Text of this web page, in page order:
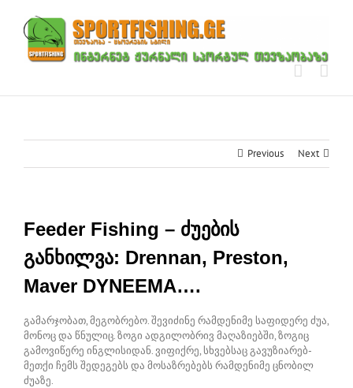
content
Previous Next
Feeder Fishing – ძუების
განხილვა: Drennan, Preston,
Maver DYNEEMA….
გამარჯობათ, მეგობრებო. შევიძინე რამდენიმე საფიდერე ძუა,
მონოც და წნულიც. ზოგი ადგილობრივ მაღაზიებში, ზოგიც
გამოვიწერე ინგლისიდან. ვიფიქრე, სხვებსაც გავუზიარებ-
მეთქი ჩემს შედეგებს და მოსაზრებებს რამდენიმე ცნობილ
ძუაზე.